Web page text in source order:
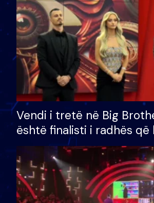
Vendi i tretë në Big
është finalisti i radhës që